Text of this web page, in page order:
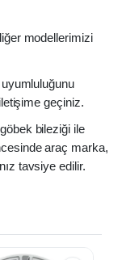
modellerimizi
geçiniz.
bileziği ile
araç marka,
tavsiye edilir.